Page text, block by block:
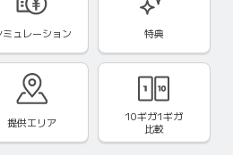
ミュレーション 特典
提供エリア
10ギガ1ギガ
比較